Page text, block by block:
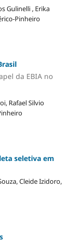
Gulinelli , Erika
Pinheiro
da EBIA no
Rafael Silvio
seletiva em
Cleide Izidoro,